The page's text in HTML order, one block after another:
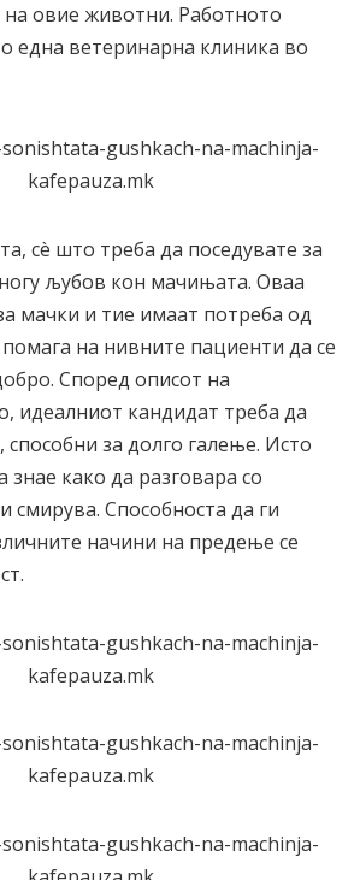
овие животни. Работното
една ветеринарна клиника во
сè што треба да поседувате за
љубов кон мачињата. Оваа
мачки и тие имаат потреба од
на нивните пациенти да се
Според описот на
идеалниот кандидат треба да
за долго галење. Исто
знае како да разговара со
смирува. Способноста да ги
начини на предење се